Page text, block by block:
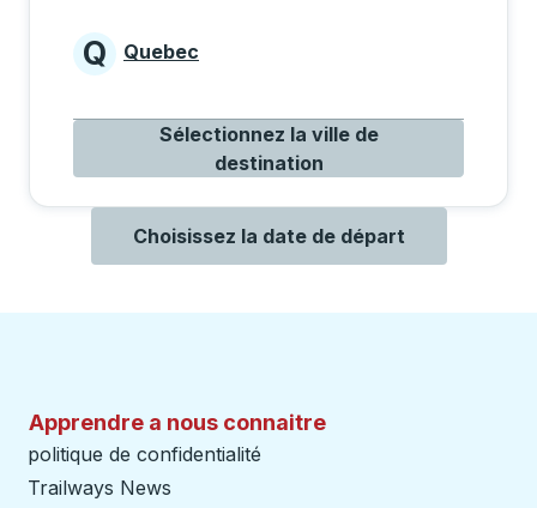
Provinces beginning with Q
Q Quebec
Sélectionnez la ville de
destination
Choisissez la date de départ
Apprendre a nous connaitre
politique de confidentialité
Trailways News